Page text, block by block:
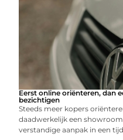
Eerst online oriënteren, dan
bezichtigen
Steeds meer kopers
daadwerkelijk een
verstandige aanpak in een